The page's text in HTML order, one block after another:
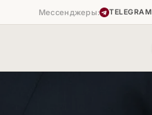
Мессенджеры: TELEGRAM